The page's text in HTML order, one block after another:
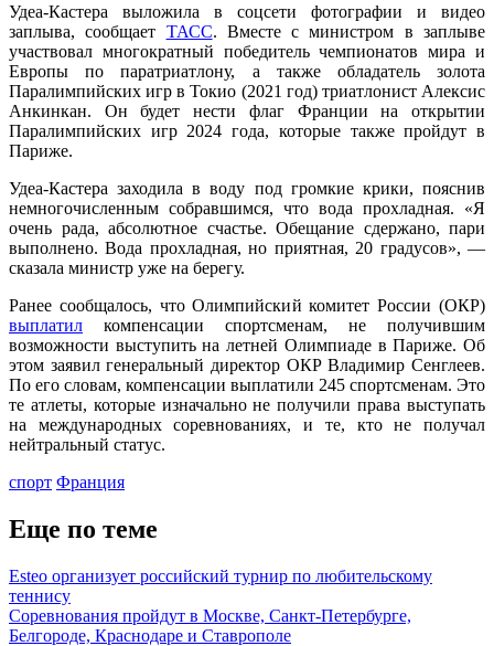
Удеа-Кастера выложила в соцсети фотографии и видео
заплыва, сообщает ТАСС. Вместе с министром в заплыве
участвовал многократный победитель чемпионатов мира и
Европы по паратриатлону, а также обладатель золота
Паралимпийских игр в Токио (2021 год) триатлонист Алексис
Анкинкан. Он будет нести флаг Франции на открытии
Паралимпийских игр 2024 года, которые также пройдут в
Париже.
Удеа-Кастера заходила в воду под громкие крики, пояснив
немногочисленным собравшимся, что вода прохладная. «Я
очень рада, абсолютное счастье. Обещание сдержано, пари
выполнено. Вода прохладная, но приятная, 20 градусов», —
сказала министр уже на берегу.
Ранее сообщалось, что Олимпийский комитет России (ОКР)
выплатил компенсации спортсменам, не получившим
возможности выступить на летней Олимпиаде в Париже. Об
этом заявил генеральный директор ОКР Владимир Сенглеев.
По его словам, компенсации выплатили 245 спортсменам. Это
те атлеты, которые изначально не получили права выступать
на международных соревнованиях, и те, кто не получал
нейтральный статус.
спорт Франция
Еще по теме
Esteo организует российский турнир по любительскому
теннису
Соревнования пройдут в Москве, Санкт-Петербурге,
Белгороде, Краснодаре и Ставрополе